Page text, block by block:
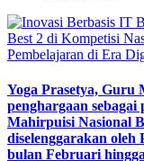
Yoga Prasetya, Guru
penghargaan
Mahirpuisi Nasional
diselenggarakan
bulan Februari